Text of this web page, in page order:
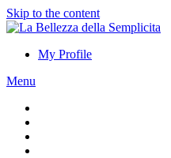
Skip to the content
My Profile
Menu